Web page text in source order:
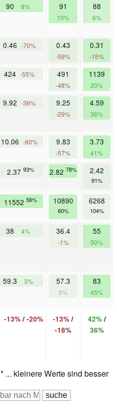
90 8% 91
10%
88
6%
0.46 -70% 0.43
-59%
0.31
-15%
424 -55% 491
-48%
1139
20%
9.92 -39% 9.25
-29%
4.59
36%
10.06 -60% 9.83
-57%
3.73
41%
2.37 93% 2.82 78% 2.42
91%
11552 56% 10890
60%
6268
104%
38 4% 36.4
-1%
55
50%
59.3 3% 57.3
0%
83
45%
-13%/ -20% -13% /
-18%
42%/
36%
* ... kleinere Werte sind besser